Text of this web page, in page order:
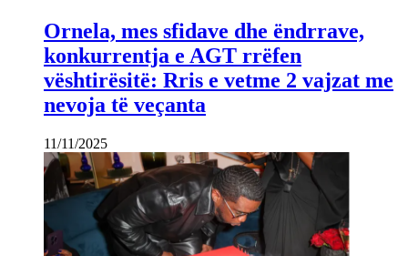
Ornela, mes sfidave dhe ëndrrave,
konkurrentja e AGT rrëfen
vështirësitë: Rris e vetme 2 vajzat me
nevoja të veçanta
11/11/2025